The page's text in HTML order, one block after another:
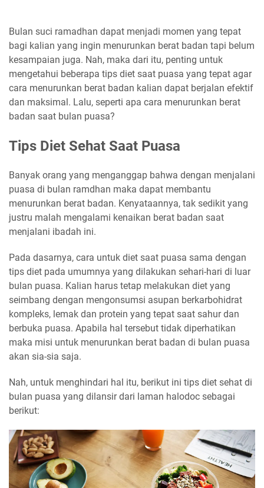
Bulan suci ramadhan dapat menjadi momen yang tepat
bagi kalian yang ingin menurunkan berat badan tapi belum
kesampaian juga. Nah, maka dari itu, penting untuk
mengetahui beberapa tips diet saat puasa yang tepat agar
cara menurunkan berat badan kalian dapat berjalan efektif
dan maksimal. Lalu, seperti apa cara menurunkan berat
badan saat bulan puasa?
Tips Diet Sehat Saat Puasa
Banyak orang yang menganggap bahwa dengan menjalani
puasa di bulan ramdhan maka dapat membantu
menurunkan berat badan. Kenyataannya, tak sedikit yang
justru malah mengalami kenaikan berat badan saat
menjalani ibadah ini.
Pada dasarnya, cara untuk diet saat puasa sama dengan
tips diet pada umumnya yang dilakukan sehari-hari di luar
bulan puasa. Kalian harus tetap melakukan diet yang
seimbang dengan mengonsumsi asupan berkarbohidrat
kompleks, lemak dan protein yang tepat saat sahur dan
berbuka puasa. Apabila hal tersebut tidak diperhatikan
maka misi untuk menurunkan berat badan di bulan puasa
akan sia-sia saja.
Nah, untuk menghindari hal itu, berikut ini tips diet sehat di
bulan puasa yang dilansir dari laman halodoc sebagai
berikut: